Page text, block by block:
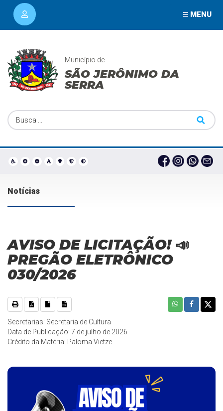
MENU
Município de
SÃO JERÔNIMO DA
SERRA
Notícias
AVISO DE LICITAÇÃO! 📣
PREGÃO ELETRÔNICO
030/2026
Secretarias: Secretaria de Cultura
Data de Publicação: 7 de julho de 2026
Crédito da Matéria: Paloma Vietze